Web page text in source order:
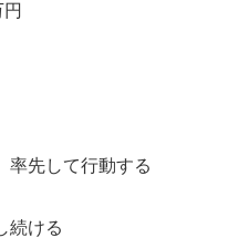
率先して行動する
続ける